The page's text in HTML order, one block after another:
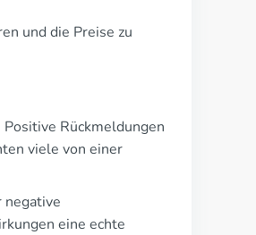
und die Preise zu
Rückmeldungen
viele von einer
negative
eine echte